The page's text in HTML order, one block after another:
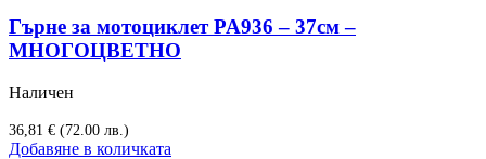
Гърне за мотоциклет PA936 – 37см –
МНОГОЦВЕТНО
Наличен
36,81 € (72.00 лв.)
Добавяне в количката